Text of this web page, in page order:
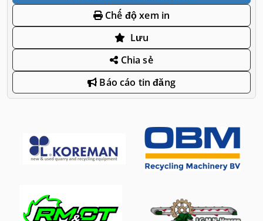
Chế độ xem in
Lưu
Chia sẻ
Báo cáo tin đăng